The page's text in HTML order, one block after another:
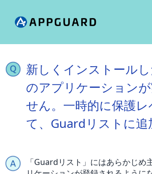
新しくインストール
のアプリケーション
せん。一時的に保護
て、Guardリストに追
「Guardリスト」にはあらかじめ